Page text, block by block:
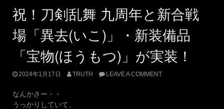
祝！刀剣乱舞 九周年と新合戦
場「異去(いこ)」・新装備品
「宝物(ほうもつ)」が実装！
2024年1月17日 TRUTH LEAVE A COMMENT
なんかさー・・
うっかりしていて、